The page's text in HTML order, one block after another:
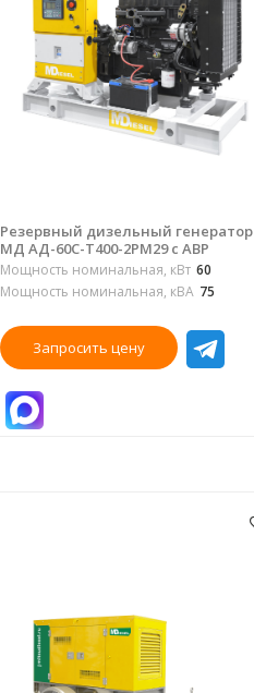
Резервный дизельный генератор
МД АД-60С-Т400-2РМ29 с АВР
Мощность номинальная, кВт 60
Мощность номинальная, кВА 75
Запросить цену